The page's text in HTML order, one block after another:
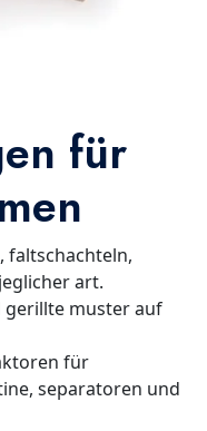
für
faltschachteln,
art.
gerillte muster auf
für
separatoren und